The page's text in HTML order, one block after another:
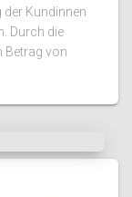
Kundinnen
Durch die
Betrag von